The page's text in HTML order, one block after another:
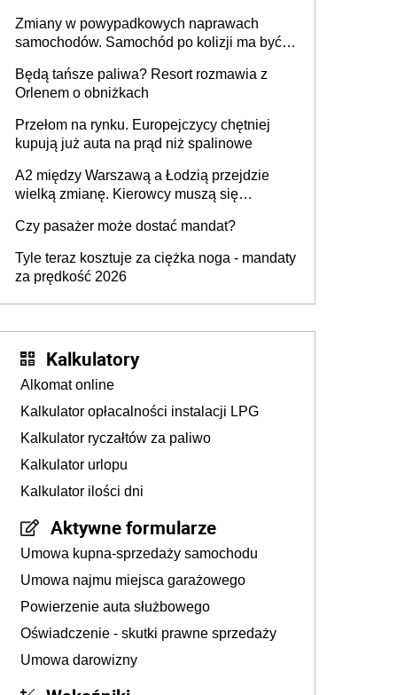
Zmiany w powypadkowych naprawach
samochodów. Samochód po kolizji ma być
technologią producenta
Będą tańsze paliwa? Resort rozmawia z
Orlenem o obniżkach
Przełom na rynku. Europejczycy chętniej
kupują już auta na prąd niż spalinowe
A2 między Warszawą a Łodzią przejdzie
wielką zmianę. Kierowcy muszą się
Czy pasażer może dostać mandat?
Tyle teraz kosztuje za ciężka noga - mandaty
za prędkość 2026
Kalkulatory
Alkomat online
Kalkulator opłacalności instalacji LPG
Kalkulator ryczałtów za paliwo
Kalkulator urlopu
Kalkulator ilości dni
Aktywne formularze
Umowa kupna-sprzedaży samochodu
Umowa najmu miejsca garażowego
Powierzenie auta służbowego
Oświadczenie - skutki prawne sprzedaży
Umowa darowizny